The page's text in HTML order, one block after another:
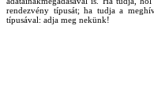
rendezvény típusát; ha tudja a
típusával: adja meg nekünk!